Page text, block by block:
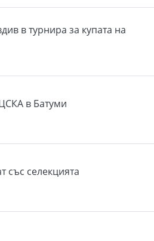
в турнира за купата на
в Батуми
със селекцията